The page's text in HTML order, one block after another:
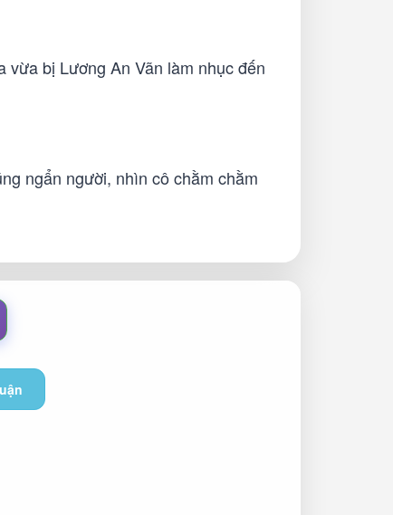
bị Lương An Vãn làm nhục đến
ngẩn người, nhìn cô chằm chằm